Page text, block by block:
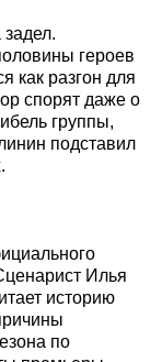
задел.
героев
как разгон для
спорят даже о
группы,
подставил
Илья
историю
по